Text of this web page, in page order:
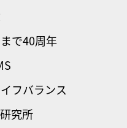
で40周年
フバランス
究所